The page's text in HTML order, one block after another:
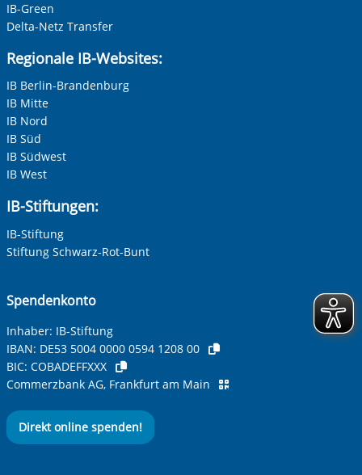
IB-Green
Delta-Netz Transfer
Regionale IB-Websites:
IB Berlin-Brandenburg
IB Mitte
IB Nord
IB Süd
IB Südwest
IB West
IB-Stiftungen:
IB-Stiftung
Stiftung Schwarz-Rot-Bunt
Spendenkonto
Inhaber: IB-Stiftung
IBAN: DE53 5004 0000 0594 1208 00
BIC: COBADEFFXXX
Commerzbank AG, Frankfurt am Main
Direkt online spenden!